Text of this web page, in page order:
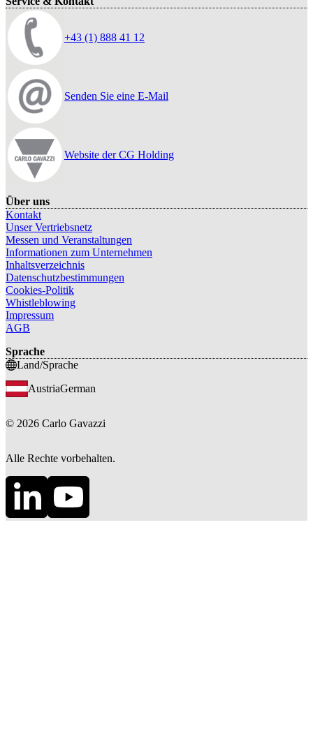
+43 (1) 888 41 12
Senden Sie eine E-Mail
Website der CG Holding
Über uns
Kontakt
Unser Vertriebsnetz
Messen und Veranstaltungen
Informationen zum Unternehmen
Inhaltsverzeichnis
Datenschutzbestimmungen
Cookies-Politik
Whistleblowing
Impressum
AGB
Sprache
Land/Sprache
AustriaGerman
© 2026 Carlo Gavazzi
Alle Rechte vorbehalten.